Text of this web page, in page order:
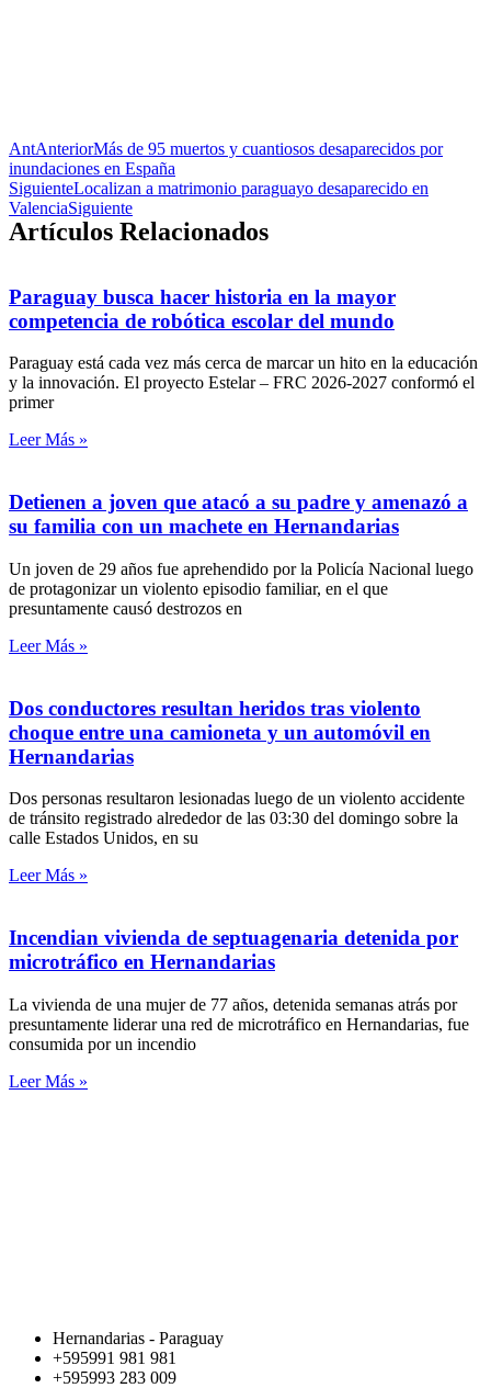
AntAnteriorMás de 95 muertos y cuantiosos desaparecidos por
inundaciones en España
SiguienteLocalizan a matrimonio paraguayo desaparecido en
ValenciaSiguiente
Artículos Relacionados
Paraguay busca hacer historia en la mayor
competencia de robótica escolar del mundo
Paraguay está cada vez más cerca de marcar un hito en la educación
y la innovación. El proyecto Estelar – FRC 2026-2027 conformó el
primer
Leer Más »
Detienen a joven que atacó a su padre y amenazó a
su familia con un machete en Hernandarias
Un joven de 29 años fue aprehendido por la Policía Nacional luego
de protagonizar un violento episodio familiar, en el que
presuntamente causó destrozos en
Leer Más »
Dos conductores resultan heridos tras violento
choque entre una camioneta y un automóvil en
Hernandarias
Dos personas resultaron lesionadas luego de un violento accidente
de tránsito registrado alrededor de las 03:30 del domingo sobre la
calle Estados Unidos, en su
Leer Más »
Incendian vivienda de septuagenaria detenida por
microtráfico en Hernandarias
La vivienda de una mujer de 77 años, detenida semanas atrás por
presuntamente liderar una red de microtráfico en Hernandarias, fue
consumida por un incendio
Leer Más »
Hernandarias - Paraguay
+595991 981 981
+595993 283 009